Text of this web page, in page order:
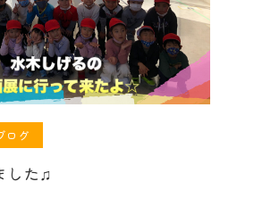
ログ
した♫